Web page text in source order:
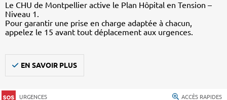
Le CHU de Montpellier active le Plan Hôpital en Tension –
Niveau 1.
Pour garantir une prise en charge adaptée à chacun,
appelez le 15 avant tout déplacement aux urgences.
EN SAVOIR PLUS
URGENCES ACCÈS RAPIDES